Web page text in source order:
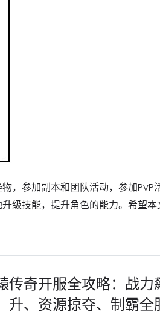
，参加副本和团队活动，参加PvP
级技能，提升角色的能力。希望本
传奇开服全攻略：战力
升、资源掠夺、制霸全